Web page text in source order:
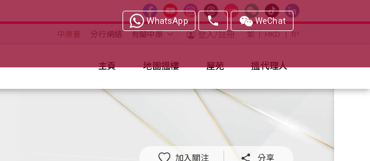
中原薈 分行網絡 有關中原 登入/註冊 繁 HKD ft²
主頁 地圖搵樓 屋苑 搵代理人
加入關注  分享
WhatsApp WeChat